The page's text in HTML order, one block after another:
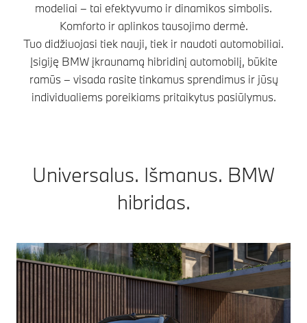
modeliai – tai efektyvumo ir dinamikos simbolis.
Komforto ir aplinkos tausojimo dermė.
Tuo didžiuojasi tiek nauji, tiek ir naudoti automobiliai.
Įsigiję BMW įkraunamą hibridinį automobilį, būkite
ramūs – visada rasite tinkamus sprendimus ir jūsų
individualiems poreikiams pritaikytus pasiūlymus.
Universalus. Išmanus. BMW
hibridas.